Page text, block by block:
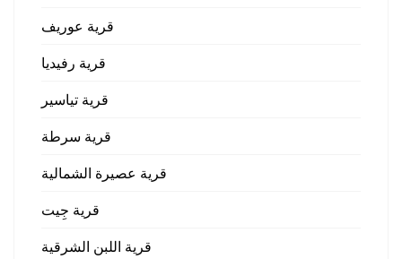
قرية عوريف
قرية رفيديا
قرية تياسير
قرية سرطة
قرية عصيرة الشمالية
قرية جِيت
قرية اللبن الشرقية